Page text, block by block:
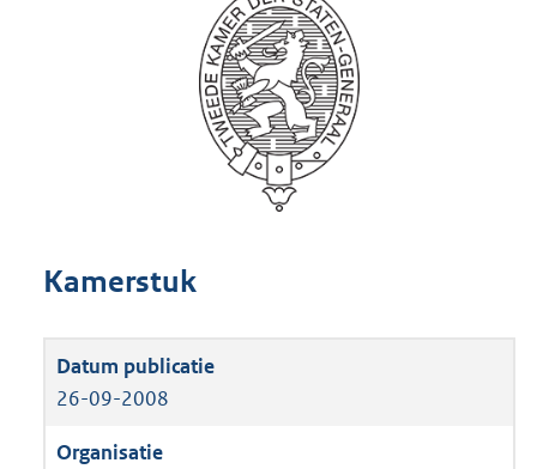
Kamerstuk
26-09-2008